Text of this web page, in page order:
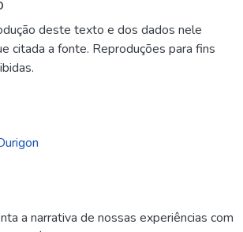
deste texto e dos dados nele
citada a fonte. Reproduções para fins
a narrativa de nossas experiências com